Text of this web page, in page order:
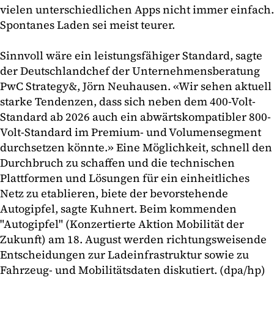
vielen unterschiedlichen Apps nicht immer einfach.
Spontanes Laden sei meist teurer.
Sinnvoll wäre ein leistungsfähiger Standard, sagte
der Deutschlandchef der Unternehmensberatung
PwC Strategy&, Jörn Neuhausen. «Wir sehen aktuell
starke Tendenzen, dass sich neben dem 400-Volt-
Standard ab 2026 auch ein abwärtskompatibler 800-
Volt-Standard im Premium- und Volumensegment
durchsetzen könnte.» Eine Möglichkeit, schnell den
Durchbruch zu schaffen und die technischen
Plattformen und Lösungen für ein einheitliches
Netz zu etablieren, biete der bevorstehende
Autogipfel, sagte Kuhnert. Beim kommenden
"Autogipfel" (Konzertierte Aktion Mobilität der
Zukunft) am 18. August werden richtungsweisende
Entscheidungen zur Ladeinfrastruktur sowie zu
Fahrzeug- und Mobilitätsdaten diskutiert. (dpa/hp)